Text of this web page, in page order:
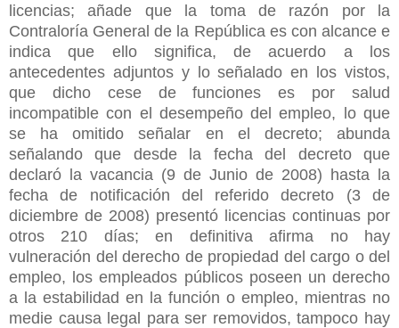
licencias; añade que la toma de razón por la
Contraloría General de la República es con alcance e
indica que ello significa, de acuerdo a los
antecedentes adjuntos y lo señalado en los vistos,
que dicho cese de funciones es por salud
incompatible con el desempeño del empleo, lo que
se ha omitido señalar en el decreto; abunda
señalando que desde la fecha del decreto que
declaró la vacancia (9 de Junio de 2008) hasta la
fecha de notificación del referido decreto (3 de
diciembre de 2008) presentó licencias continuas por
otros 210 días; en definitiva afirma no hay
vulneración del derecho de propiedad del cargo o del
empleo, los empleados públicos poseen un derecho
a la estabilidad en la función o empleo, mientras no
medie causa legal para ser removidos, tampoco hay